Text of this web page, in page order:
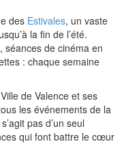
des Estivales, un vaste
la fin de l’été.
séances de cinéma en
: chaque semaine
de Valence et ses
les événements de la
pas d’un seul
qui font battre le cœur